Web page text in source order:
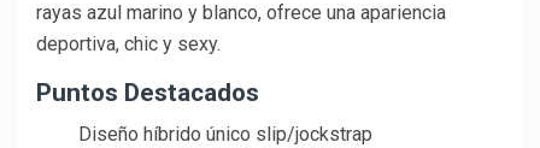
rayas azul marino y blanco, ofrece una apariencia
deportiva, chic y sexy.
Puntos Destacados
Diseño híbrido único slip/jockstrap